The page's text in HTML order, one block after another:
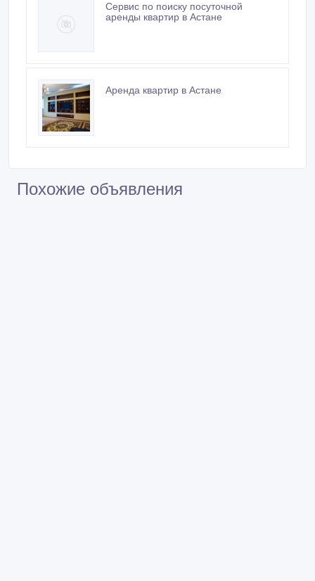
Сервис по поиску посуточной
аренды квартир в Астане
Аренда квартир в Астане
Похожие объявления